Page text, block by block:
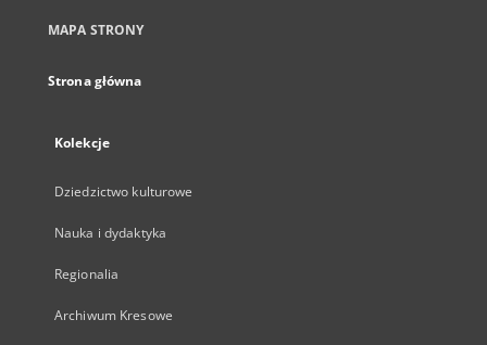
MAPA STRONY
Strona główna
Kolekcje
Dziedzictwo kulturowe
Nauka i dydaktyka
Regionalia
Archiwum Kresowe